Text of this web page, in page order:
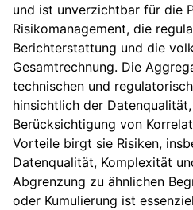
und ist unverzichtbar für die
Risikomanagement, die
Berichterstattung und die
Gesamtrechnung. Die
technischen und
hinsichtlich der
Berücksichtigung von
Vorteile birgt sie Risiken,
Datenqualität, Komplexität
Abgrenzung zu ähnlichen
oder Kumulierung ist